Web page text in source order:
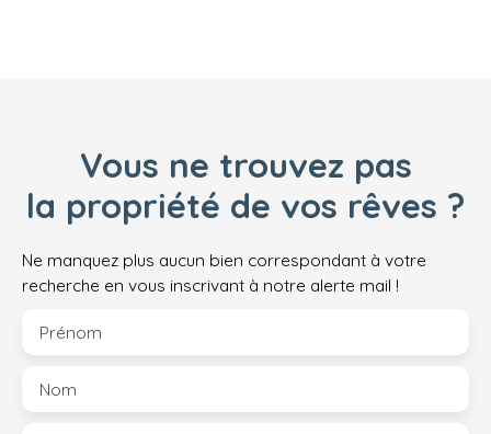
Vous ne trouvez pas
la propriété de vos rêves ?
Ne manquez plus aucun bien correspondant à votre
recherche en vous inscrivant à notre alerte mail !
Prénom
Nom